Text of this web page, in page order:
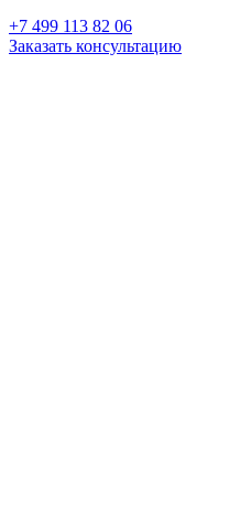
+7 499 113 82 06
Заказать консультацию